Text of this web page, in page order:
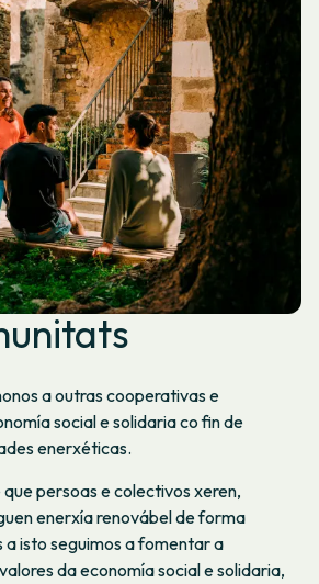
a outras cooperativas e
social e solidaria co fin de
enerxéticas.
persoas e colectivos xeren,
enerxía renovábel de forma
isto seguimos a fomentar a
da economía social e solidaria,